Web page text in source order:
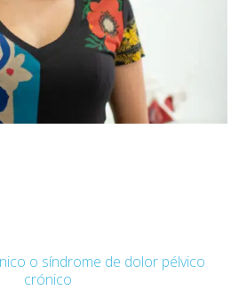
o síndrome de dolor pélvico
crónico